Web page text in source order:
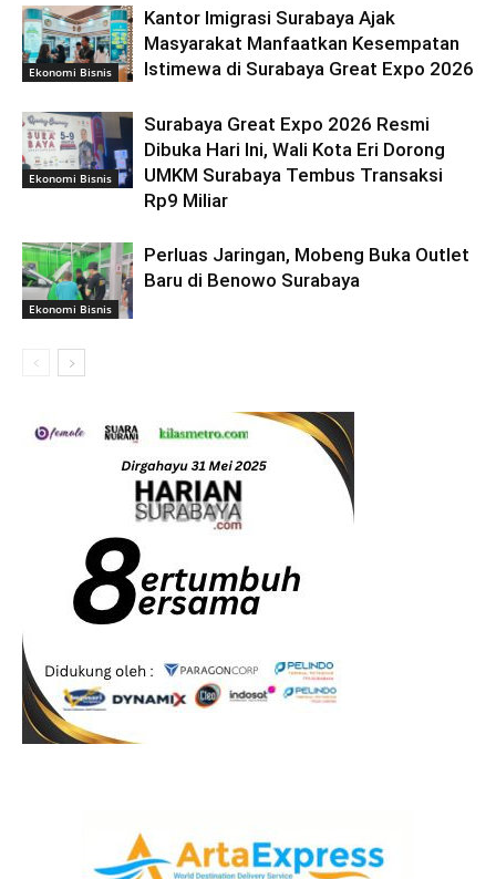
Ekonomi Bisnis
Kantor Imigrasi Surabaya Ajak
Masyarakat Manfaatkan Kesempatan
Istimewa di Surabaya Great Expo 2026
Ekonomi Bisnis
Surabaya Great Expo 2026 Resmi
Dibuka Hari Ini, Wali Kota Eri Dorong
UMKM Surabaya Tembus Transaksi
Rp9 Miliar
Ekonomi Bisnis
Perluas Jaringan, Mobeng Buka Outlet
Baru di Benowo Surabaya